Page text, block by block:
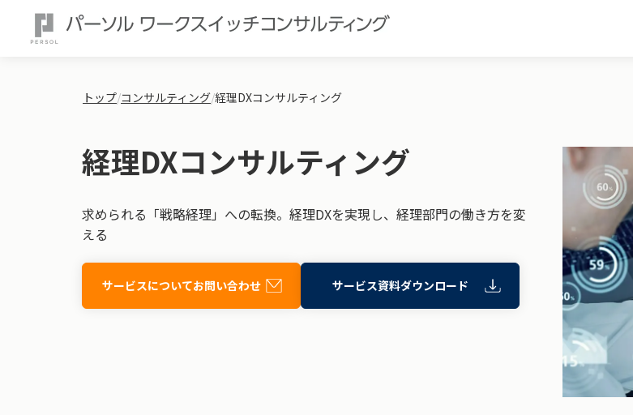
トップ/コンサルティング/経理DXコンサルティング
経理DXコンサルティング
求められる「戦略経理」への転換。経理DXを実現し、経理部門の働き方を変
える
サービスについてお問い合わせ サービス資料ダウンロード